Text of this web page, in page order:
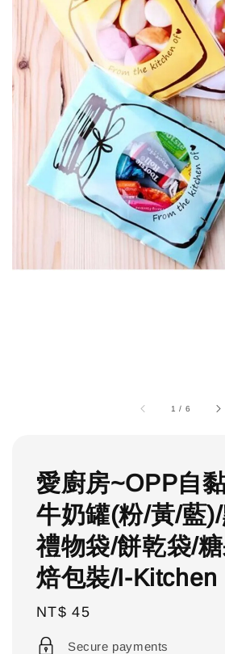
1 / 6
愛廚房~OPP自
牛奶罐(粉/黃/藍
禮物袋/餅乾袋/
焙包裝/I-Kitchen
Regular
price
NT$ 45
Secure payments